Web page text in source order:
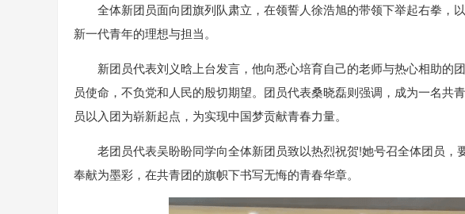
全体新团员面向团旗列队肃立，在领誓人徐浩旭的带领下举起右拳，
新一代青年的理想与担当。
新团员代表刘义晗上台发言，他向悉心培育自己的老师与热心相助的
员使命，不负党和人民的殷切期望。团员代表桑晓磊则强调，成为一名共
员以入团为崭新起点，为实现中国梦贡献青春力量。
老团员代表吴盼盼同学向全体新团员致以热烈祝贺!她号召全体团员
奉献为墨彩，在共青团的旗帜下书写无悔的青春华章。